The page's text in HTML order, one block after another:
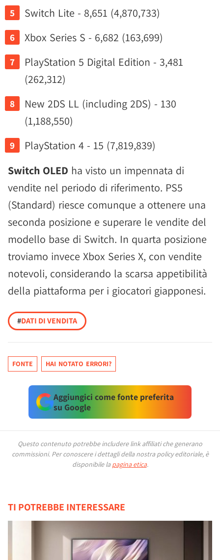
Switch Lite - 8,651 (4,870,733)
Xbox Series S - 6,682 (163,699)
PlayStation 5 Digital Edition - 3,481
(262,312)
New 2DS LL (including 2DS) - 130
(1,188,550)
PlayStation 4 - 15 (7,819,839)
Switch OLED ha visto un impennata di
vendite nel periodo di riferimento. PS5
(Standard) riesce comunque a ottenere una
seconda posizione e superare le vendite del
modello base di Switch. In quarta posizione
troviamo invece Xbox Series X, con vendite
notevoli, considerando la scarsa appetibilità
della piattaforma per i giocatori giapponesi.
#DATI DI VENDITA
FONTE HAI NOTATO ERRORI?
Aggiungici come fonte preferita
su Google
Questo contenuto potrebbe includere link affiliati che generano
commissioni. Per conoscere i dettagli della nostra policy editoriale, è
disponibile la pagina etica.
TI POTREBBE INTERESSARE